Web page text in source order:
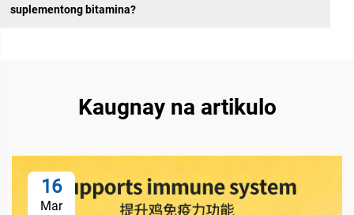
suplementong bitamina?
Kaugnay na artikulo
16
Mar